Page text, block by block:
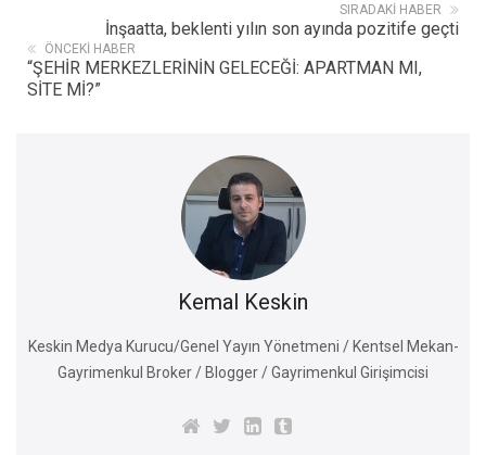
SIRADAKI HABER
İnşaatta, beklenti yılın son ayında pozitife geçti
ÖNCEKI HABER
“ŞEHİR MERKEZLERİNİN GELECEĞİ: APARTMAN MI,
SİTE Mİ?”
Kemal Keskin
Keskin Medya Kurucu/Genel Yayın Yönetmeni / Kentsel Mekan-
Gayrimenkul Broker / Blogger / Gayrimenkul Girişimcisi